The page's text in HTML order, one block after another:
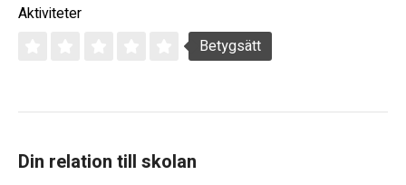
Aktiviteter
Betygsätt
Din relation till skolan